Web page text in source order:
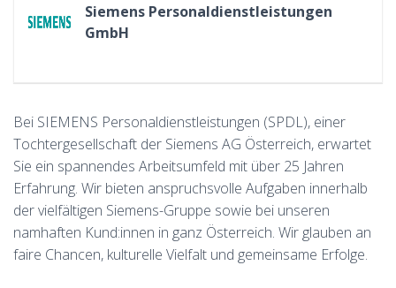
Siemens Personaldienstleistungen
GmbH
Bei SIEMENS Personaldienstleistungen (SPDL), einer
Tochtergesellschaft der Siemens AG Österreich, erwartet
Sie ein spannendes Arbeitsumfeld mit über 25 Jahren
Erfahrung. Wir bieten anspruchsvolle Aufgaben innerhalb
der vielfältigen Siemens-Gruppe sowie bei unseren
namhaften Kund:innen in ganz Österreich. Wir glauben an
faire Chancen, kulturelle Vielfalt und gemeinsame Erfolge.